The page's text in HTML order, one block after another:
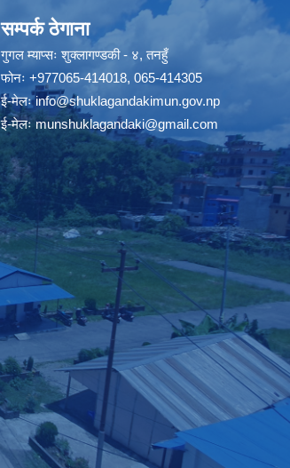
सम्पर्क ठेगाना
गुगल म्याप्सःशुक्लागण्डकी - ४, तनहुँ
फोनः +977065-414018, 065-414305
ई-मेलःinfo@shuklagandakimun.gov.np
ई-मेलःmunshuklagandaki@gmail.com